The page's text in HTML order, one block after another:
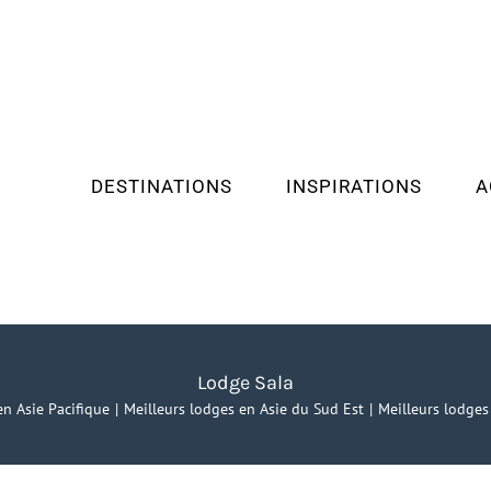
DESTINATIONS INSPIRATIONS
Lodge Sala
Asie Pacifique Meilleurs lodges en Asie du Sud Est Meilleurs